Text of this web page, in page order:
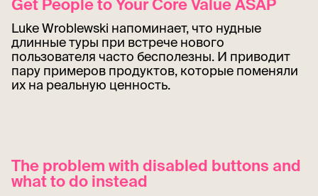
Get People to Your Core Value ASAP
Luke Wroblewski напоминает, что нудные
длинные туры при встрече нового
пользователя часто бесполезны. И приводит
пару примеров продуктов, которые поменяли
их на реальную ценность.
The problem with disabled buttons and
what to do instead